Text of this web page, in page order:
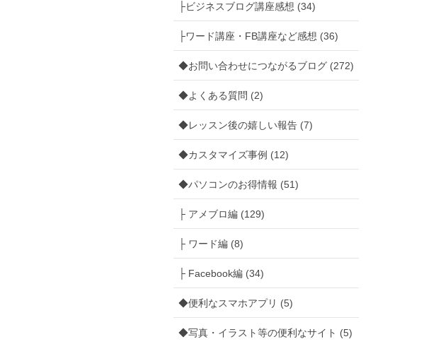
├ビジネスブログ講座感想 (34)
├ワード講座・FB講座など感想 (36)
◆お問い合わせにつながるブログ (272)
◆よくある質問 (2)
◆レッスン後の嬉しい報告 (7)
◆カスタマイズ事例 (12)
◆パソコンのお得情報 (51)
├ アメブロ編 (129)
├ ワード編 (8)
├ Facebook編 (34)
◆便利なスマホアプリ (5)
◆写真・イラスト等の便利なサイト (5)